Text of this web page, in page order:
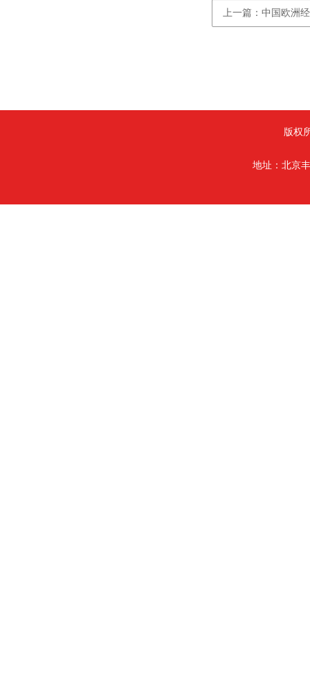
上一篇：中国欧洲
版权
地址：北京